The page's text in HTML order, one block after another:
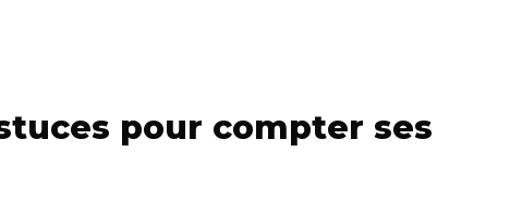
pour compter ses